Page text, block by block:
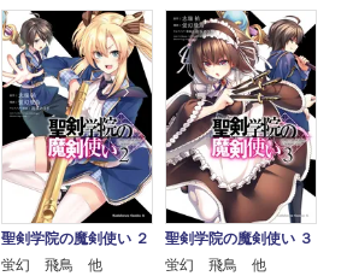
聖剣学院の魔剣使い ２
蛍幻 飛鳥 他
聖剣学院の魔剣使い ３
蛍幻 飛鳥 他